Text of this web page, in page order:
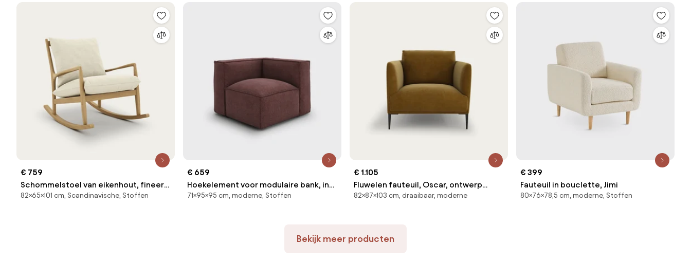
€ 759
Schommelstoel van eikenhout, fineer
en linnen, Dilma
82×65×101 cm, Scandinavische, Stoffen
€ 659
Hoekelement voor modulaire bank, in
structuurstof, Seven
71×95×95 cm, moderne, Stoffen
€ 1.105
Fluwelen fauteuil, Oscar, ontwerp
Emmanuel Gallina
82×87×103 cm, draaibaar, moderne
€ 399
Fauteuil in bouclette, Jimi
80×76×78,5 cm, moderne, Stoffen
Bekijk meer producten